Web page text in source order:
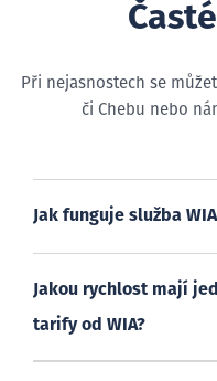
Při nejasnostech se
či Chebu nebo
Jak funguje služba
Jakou rychlost mají
tarify od WIA?